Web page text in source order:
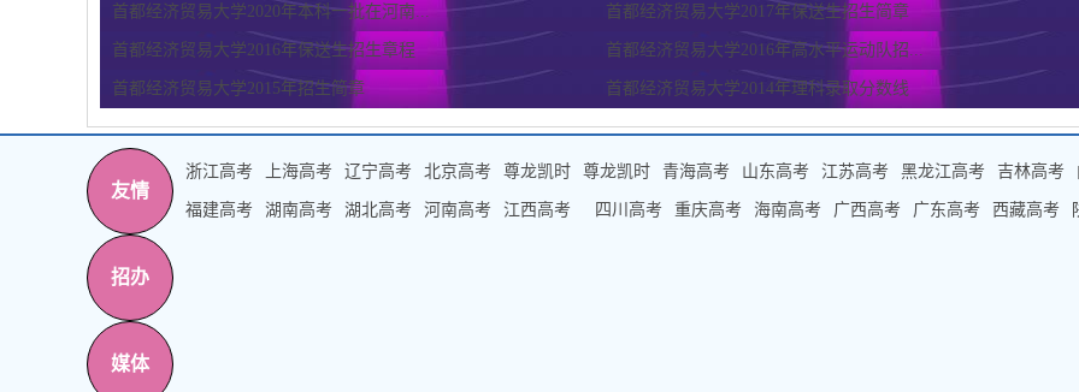
首都经济贸易大学2020年本科一批在河南... 首都经济贸易大学2017年保送生招生简章
首都经济贸易大学2016年保送生招生章程 首都经济贸易大学2016年高水平运动队招...
首都经济贸易大学2015年招生简章 首都经济贸易大学2014年理科录取分数线
友情
浙江高考 上海高考 辽宁高考 北京高考 尊龙凯时 尊龙凯时 青海高考 山东高考 江苏高考 黑龙江高考 吉林高考
福建高考 湖南高考 湖北高考 河南高考 江西高考 四川高考 重庆高考 海南高考 广西高考 广东高考 西藏高考
招办
媒体